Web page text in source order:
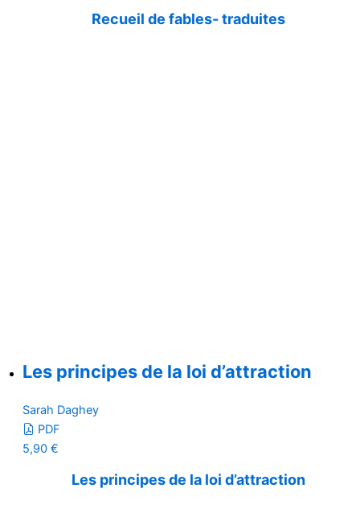
Recueil de fables- traduites
Les principes de la loi d’attraction
Sarah Daghey
PDF
5,90 €
Les principes de la loi d’attraction